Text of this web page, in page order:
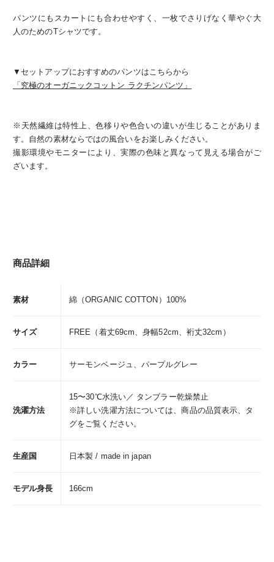
パンツにもスカートにも合わせやすく、一枚でさりげなく華やぐ大
人のためのTシャツです。
▼セットアップにおすすめのパンツはこちらから
「究極のオーガニックコットン ラクチンパンツ」
※天然繊維は特性上、色移りや色合いの違いが生じることがありま
す。自然の素材ならではの風合いをお楽しみください。
撮影環境やモニターにより、実際の色味と異なって見える場合がご
ざいます。
商品詳細
素材 綿（ORGANIC COTTON）100%
サイズ FREE（着丈69cm、身幅52cm、裄丈32cm）
カラー サーモンベージュ、パープルグレー
洗濯方法
15〜30℃水洗い／ タンブラー乾燥禁止
※詳しい洗濯方法については、商品の品質表示、タ
グをご覧ください。
生産国 日本製 / made in japan
モデル身長 166cm